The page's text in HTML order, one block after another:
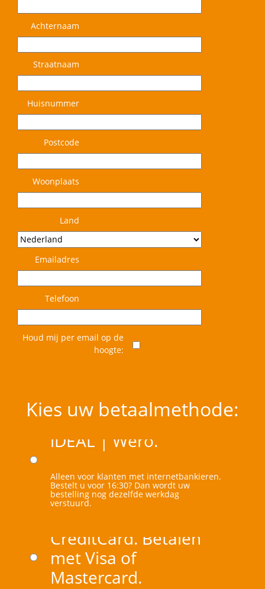
Achternaam
Straatnaam
Huisnummer
Postcode
Woonplaats
Land
Emailadres
Telefoon
Houd mij per email op de
hoogte:
Kies uw betaalmethode:
iDEAL | Wero.
Alleen voor klanten met internetbankieren.
Bestelt u voor 16:30? Dan wordt uw
bestelling nog dezelfde werkdag
verstuurd.
CreditCard. Betalen
met Visa of
Mastercard.